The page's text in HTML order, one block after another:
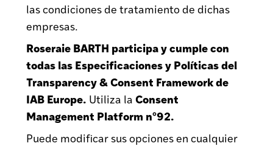
las condiciones de tratamiento de dichas
empresas.
Roseraie BARTH participa y cumple con
todas las Especificaciones y Políticas del
Transparency & Consent Framework de
IAB Europe. Utiliza la Consent
Management Platform n°92.
Puede modificar sus opciones en cualquier